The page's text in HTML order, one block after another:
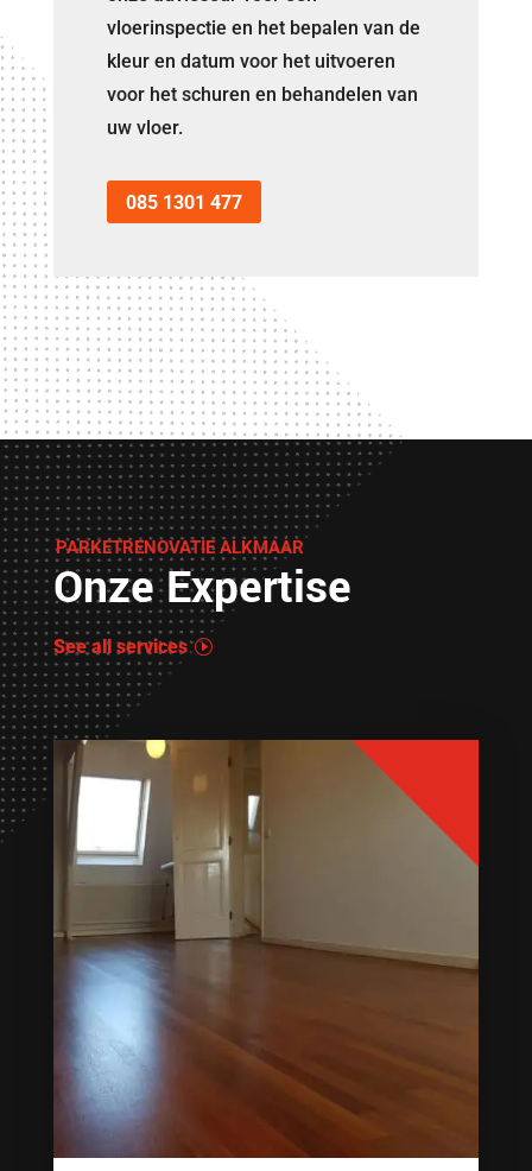
vloerinspectie en het bepalen van de
kleur en datum voor het uitvoeren
voor het schuren en behandelen van
uw vloer.
085 1301 477
PARKETRENOVATIE ALKMAAR
Onze Expertise
See all services